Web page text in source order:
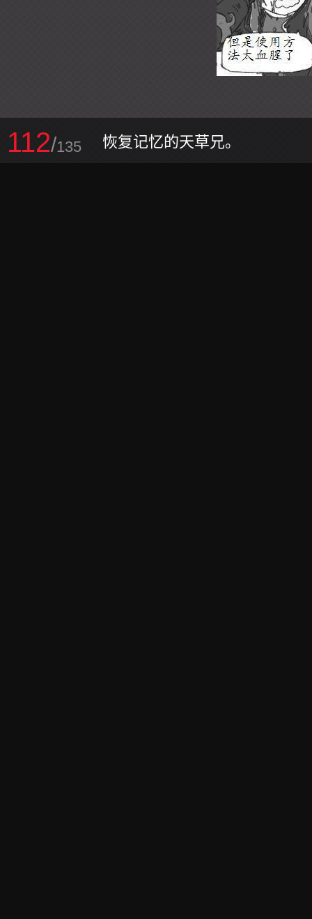
112/135 恢复记忆的天草兄。